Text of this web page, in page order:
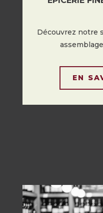
Découvrez notre
EN